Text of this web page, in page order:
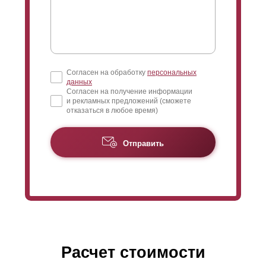
Согласен на обработку персональных
данных
Согласен на получение информации
и рекламных предложений (сможете
отказаться в любое время)
Отправить
Расчет стоимости